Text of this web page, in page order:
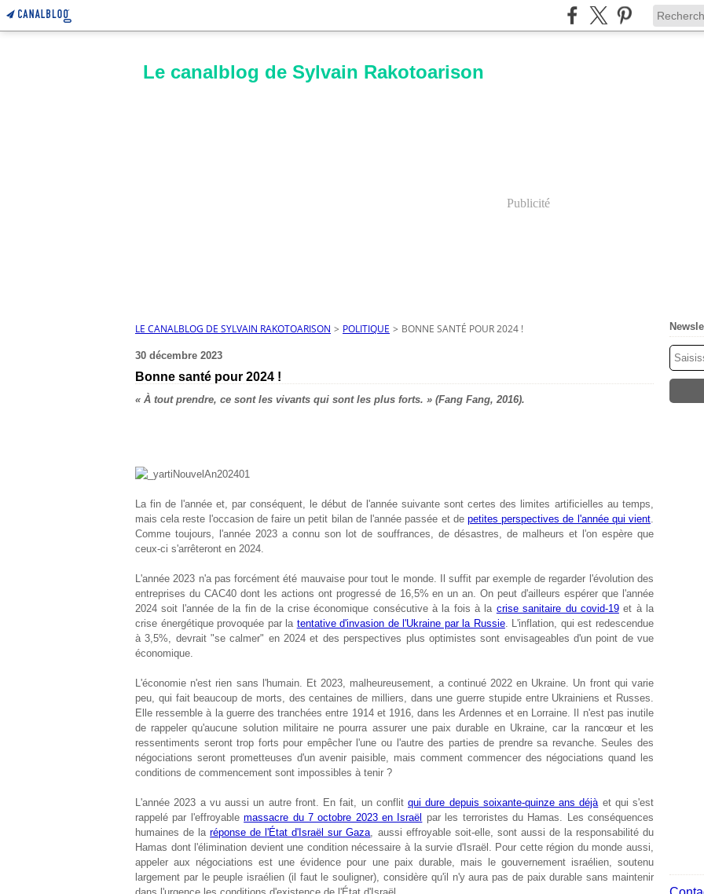
Le canalblog de Sylvain Rakotoarison
Publicité
LE CANALBLOG DE SYLVAIN RAKOTOARISON > POLITIQUE > BONNE SANTÉ POUR 2024 !
30 décembre 2023
Bonne santé pour 2024 !
« À tout prendre, ce sont les vivants qui sont les plus forts. » (Fang Fang, 2016).
La fin de l'année et, par conséquent, le début de l'année suivante sont certes des limites artificielles au temps,
mais cela reste l'occasion de faire un petit bilan de l'année passée et de petites perspectives de l'année qui vient.
Comme toujours, l'année 2023 a connu son lot de souffrances, de désastres, de malheurs et l'on espère que
ceux-ci s'arrêteront en 2024.
L'année 2023 n'a pas forcément été mauvaise pour tout le monde. Il suffit par exemple de regarder l'évolution des
entreprises du CAC40 dont les actions ont progressé de 16,5% en un an. On peut d'ailleurs espérer que l'année
2024 soit l'année de la fin de la crise économique consécutive à la fois à la crise sanitaire du covid-19et à la
crise énergétique provoquée par la tentative d'invasion de l'Ukraine par la Russie. L'inflation, qui est redescendue
à 3,5%, devrait "se calmer" en 2024 et des perspectives plus optimistes sont envisageables d'un point de vue
économique.
L'économie n'est rien sans l'humain. Et 2023, malheureusement, a continué 2022 en Ukraine. Un front qui varie
peu, qui fait beaucoup de morts, des centaines de milliers, dans une guerre stupide entre Ukrainiens et Russes.
Elle ressemble à la guerre des tranchées entre 1914 et 1916, dans les Ardennes et en Lorraine. Il n'est pas inutile
de rappeler qu'aucune solution militaire ne pourra assurer une paix durable en Ukraine, car la rancœur et les
ressentiments seront trop forts pour empêcher l'une ou l'autre des parties de prendre sa revanche. Seules des
négociations seront prometteuses d'un avenir paisible, mais comment commencer des négociations quand les
conditions de commencement sont impossibles à tenir ?
L'année 2023 a vu aussi un autre front. En fait, un conflit qui dure depuis soixante-quinze ans déjàet qui s'est
rappelé par l'effroyablemassacre du 7 octobre 2023 en Israël
par les terroristes du Hamas. Les conséquences
humaines de laréponse de l'État d'Israël sur Gaza, aussi effroyable soit-elle, sont aussi de la responsabilité du
Hamas dont l'élimination devient une condition nécessaire à la survie d'Israël. Pour cette région du monde aussi,
appeler aux négociations est une évidence pour une paix durable, mais le gouvernement israélien, soutenu
largement par le peuple israélien (il faut le souligner), considère qu'il n'y aura pas de paix durable sans maintenir